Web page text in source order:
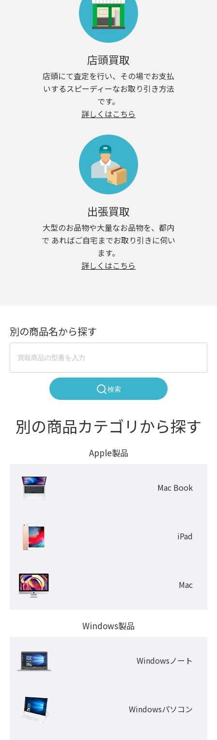
店頭買取
店頭にて査定を行い、その場でお支払
いするスピーディーなお取り引き方法
です。
詳しくはこちら
出張買取
大型のお品物や大量なお品物を、都内
で あればご自宅までお取り引きに伺い
ます。
詳しくはこちら
別の商品名から探す
検索
別の商品カテゴリから探す
Apple製品
Mac Book
iPad
Mac
Windows製品
Windowsノート
Windowsパソコン